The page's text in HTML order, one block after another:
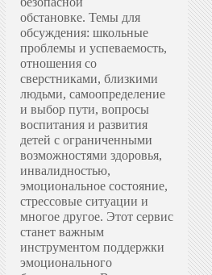
обстановке. Темы для
обсуждения: школьные
проблемы и успеваемость,
отношения со
сверстниками, близкими
людьми, самоопределение
и выбор пути, вопросы
воспитания и развития
детей с ограниченными
возможностями здоровья,
инвалидностью,
эмоциональное состояние,
стрессовые ситуации и
многое другое. Этот сервис
станет важным
инструментом поддержки
эмоционального